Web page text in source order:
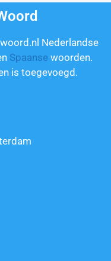
Nederlandse
Spaanse woorden.
is toegevoegd.